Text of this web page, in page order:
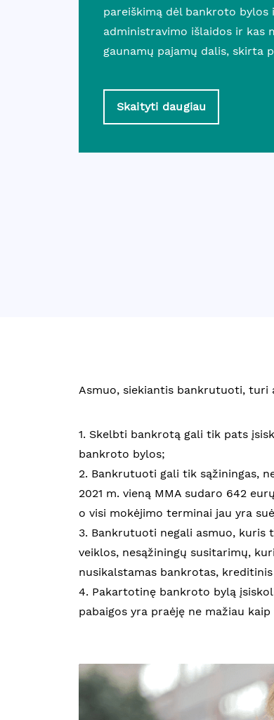
pareiškimą dėl bankroto
administravimo išlaidos ir kas
gaunamų pajamų dalis, skirta
Skaityti daugiau
Asmuo, siekiantis bankrutuoti,
1. Skelbti bankrotą gali tik pats
bankroto bylos;
2. Bankrutuoti gali tik sąžiningas,
2021 m. vieną MMA sudaro 642
o visi mokėjimo terminai jau yra
3. Bankrutuoti negali asmuo, kuris
veiklos, nesąžiningų susitarimų,
nusikalstamas bankrotas,
4. Pakartotinę bankroto bylą
pabaigos yra praėję ne mažiau kaip